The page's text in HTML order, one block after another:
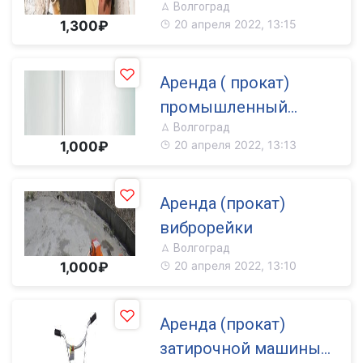
Волгоград
20 апреля 2022, 13:15
1,300₽
Аренда ( прокат)
промышленный
пылесос
Волгоград
20 апреля 2022, 13:13
1,000₽
Аренда (прокат)
виброрейки
Волгоград
20 апреля 2022, 13:10
1,000₽
Аренда (прокат)
затирочной машины